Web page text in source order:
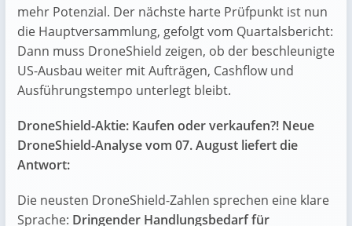
mehr Potenzial. Der nächste harte Prüfpunkt ist nun
die Hauptversammlung, gefolgt vom Quartalsbericht:
Dann muss DroneShield zeigen, ob der beschleunigte
US-Ausbau weiter mit Aufträgen, Cashflow und
Ausführungstempo unterlegt bleibt.
DroneShield-Aktie: Kaufen oder verkaufen?! Neue
DroneShield-Analyse vom 07. August liefert die
Antwort:
Die neusten DroneShield-Zahlen sprechen eine klare
Sprache: Dringender Handlungsbedarf für